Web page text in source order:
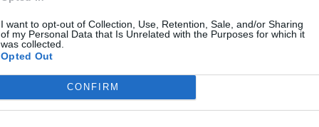
I want to opt-out of Collection, Use, Retention, Sale, and/or Sharing
of my Personal Data that Is Unrelated with the Purposes for which it
was collected.
Opted Out
CONFIRM